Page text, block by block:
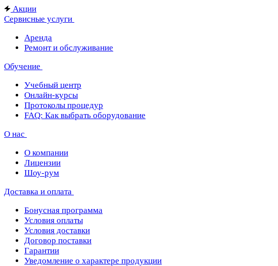
Акции
Сервисные услуги
Аренда
Ремонт и обслуживание
Обучение
Учебный центр
Онлайн-курсы
Протоколы процедур
FAQ: Как выбрать оборудование
О нас
О компании
Лицензии
Шоу-рум
Доставка и оплата
Бонусная программа
Условия оплаты
Условия доставки
Договор поставки
Гарантии
Уведомление о характере продукции